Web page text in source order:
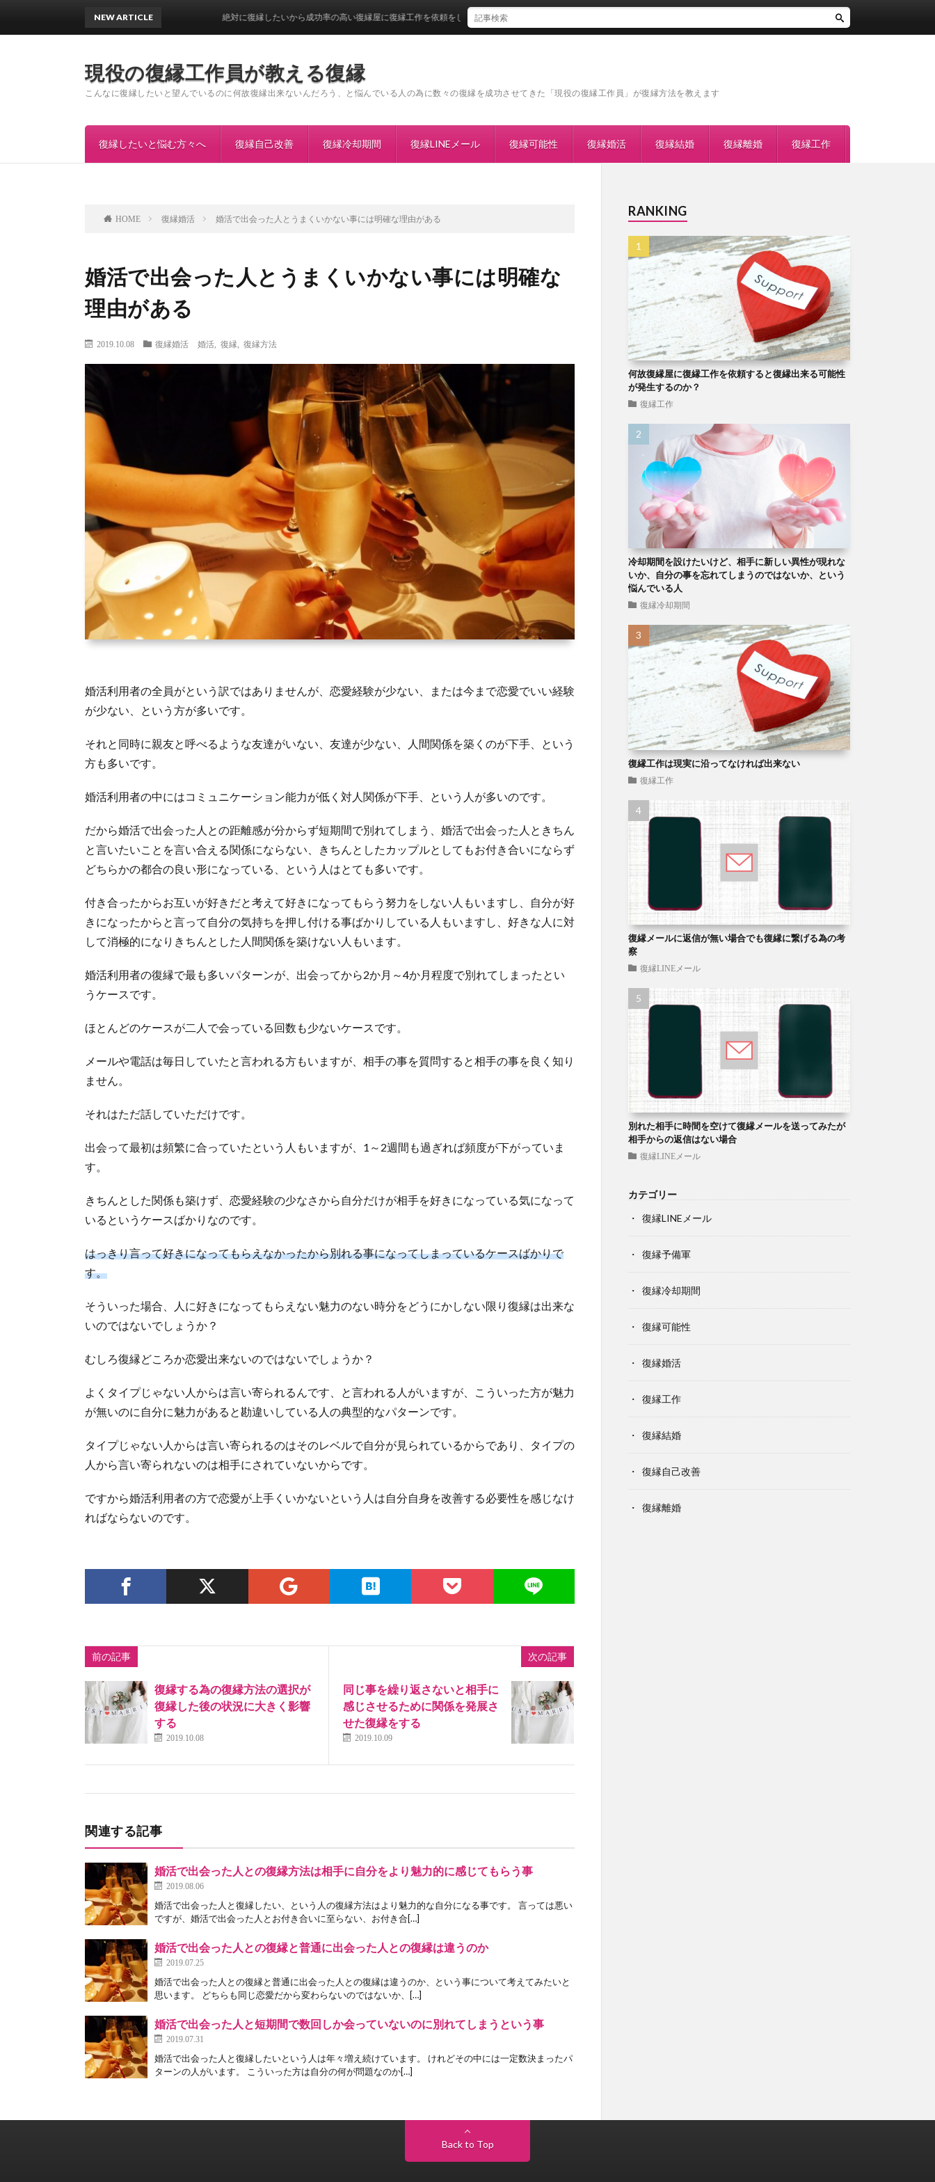
現役の復縁工作員が教える復縁
こんなに復縁したいと望んでいるのに何故復縁出来ないんだろう、と悩んでいる人の為に数々の復縁を成功させてきた「現役の復縁工作員」が復縁方法を教えます
復縁したいと悩む方々へ 復縁自己改善 復縁冷却期間 復縁LINEメール 復縁可能性 復縁婚活 復縁結婚 復縁離婚 復縁工作
NEW ARTICLE 絶対に復縁したいから成功率の高い復縁屋に復縁工作を依頼をしたい
HOME 復縁婚活 婚活で出会った人とうまくいかない事には明確な理由がある
婚活で出会った人とうまくいかない事には明確な
理由がある
2019.10.08 復縁婚活 婚活 復縁 復縁方法
婚活利用者の全員がという訳ではありませんが、恋愛経験が少ない、または今まで恋愛でいい経験
が少ない、という方が多いです。
それと同時に親友と呼べるような友達がいない、友達が少ない、人間関係を築くのが下手、という
方も多いです。
婚活利用者の中にはコミュニケーション能力が低く対人関係が下手、という人が多いのです。
だから婚活で出会った人との距離感が分からず短期間で別れてしまう、婚活で出会った人ときちん
と言いたいことを言い合える関係にならない、きちんとしたカップルとしてもお付き合いにならず
どちらかの都合の良い形になっている、という人はとても多いです。
付き合ったからお互いが好きだと考えて好きになってもらう努力をしない人もいますし、自分が好
きになったからと言って自分の気持ちを押し付ける事ばかりしている人もいますし、好きな人に対
して消極的になりきちんとした人間関係を築けない人もいます。
婚活利用者の復縁で最も多いパターンが、出会ってから2か月～4か月程度で別れてしまったとい
うケースです。
ほとんどのケースが二人で会っている回数も少ないケースです。
メールや電話は毎日していたと言われる方もいますが、相手の事を質問すると相手の事を良く知り
ません。
それはただ話していただけです。
出会って最初は頻繁に合っていたという人もいますが、1～2週間も過ぎれば頻度が下がっていま
す。
きちんとした関係も築けず、恋愛経験の少なさから自分だけが相手を好きになっている気になって
いるというケースばかりなのです。
はっきり言って好きになってもらえなかったから別れる事になってしまっているケースばかりで
す。
そういった場合、人に好きになってもらえない魅力のない時分をどうにかしない限り復縁は出来な
いのではないでしょうか？
むしろ復縁どころか恋愛出来ないのではないでしょうか？
よくタイプじゃない人からは言い寄られるんです、と言われる人がいますが、こういった方が魅力
が無いのに自分に魅力があると勘違いしている人の典型的なパターンです。
タイプじゃない人からは言い寄られるのはそのレベルで自分が見られているからであり、タイプの
人から言い寄られないのは相手にされていないからです。
ですから婚活利用者の方で恋愛が上手くいかないという人は自分自身を改善する必要性を感じなけ
ればならないのです。
前の記事
復縁する為の復縁方法の選択が
復縁した後の状況に大きく影響
する
2019.10.08
次の記事
同じ事を繰り返さないと相手に
感じさせるために関係を発展さ
せた復縁をする
2019.10.09
関連する記事
婚活で出会った人との復縁方法は相手に自分をより魅力的に感じてもらう事
2019.08.06
婚活で出会った人と復縁したい、という人の復縁方法はより魅力的な自分になる事です。 言っては悪い
ですが、婚活で出会った人とお付き合いに至らない、お付き合[…]
婚活で出会った人との復縁と普通に出会った人との復縁は違うのか
2019.07.25
婚活で出会った人との復縁と普通に出会った人との復縁は違うのか、という事について考えてみたいと
思います。 どちらも同じ恋愛だから変わらないのではないか、[…]
婚活で出会った人と短期間で数回しか会っていないのに別れてしまうという事
2019.07.31
婚活で出会った人と復縁したいという人は年々増え続けています。 けれどその中には一定数決まったパ
ターンの人がいます。 こういった方は自分の何が問題なのか[…]
RANKING
何故復縁屋に復縁工作を依頼すると復縁出来る可能性
が発生するのか？
復縁工作
冷却期間を設けたいけど、相手に新しい異性が現れな
いか、自分の事を忘れてしまうのではないか、という
悩んでいる人
復縁冷却期間
復縁工作は現実に沿ってなければ出来ない
復縁工作
復縁メールに返信が無い場合でも復縁に繋げる為の考
察
復縁LINEメール
別れた相手に時間を空けて復縁メールを送ってみたが
相手からの返信はない場合
復縁LINEメール
カテゴリー
復縁LINEメール
復縁予備軍
復縁冷却期間
復縁可能性
復縁婚活
復縁工作
復縁結婚
復縁自己改善
復縁離婚
Back to Top